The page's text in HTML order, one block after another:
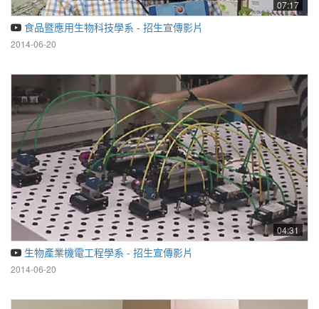
07:17
食品暨應用生物科技學系 - 招生宣傳影片
2014-06-20
04:31
生物產業機電工程學系 - 招生宣傳影片
2014-06-20